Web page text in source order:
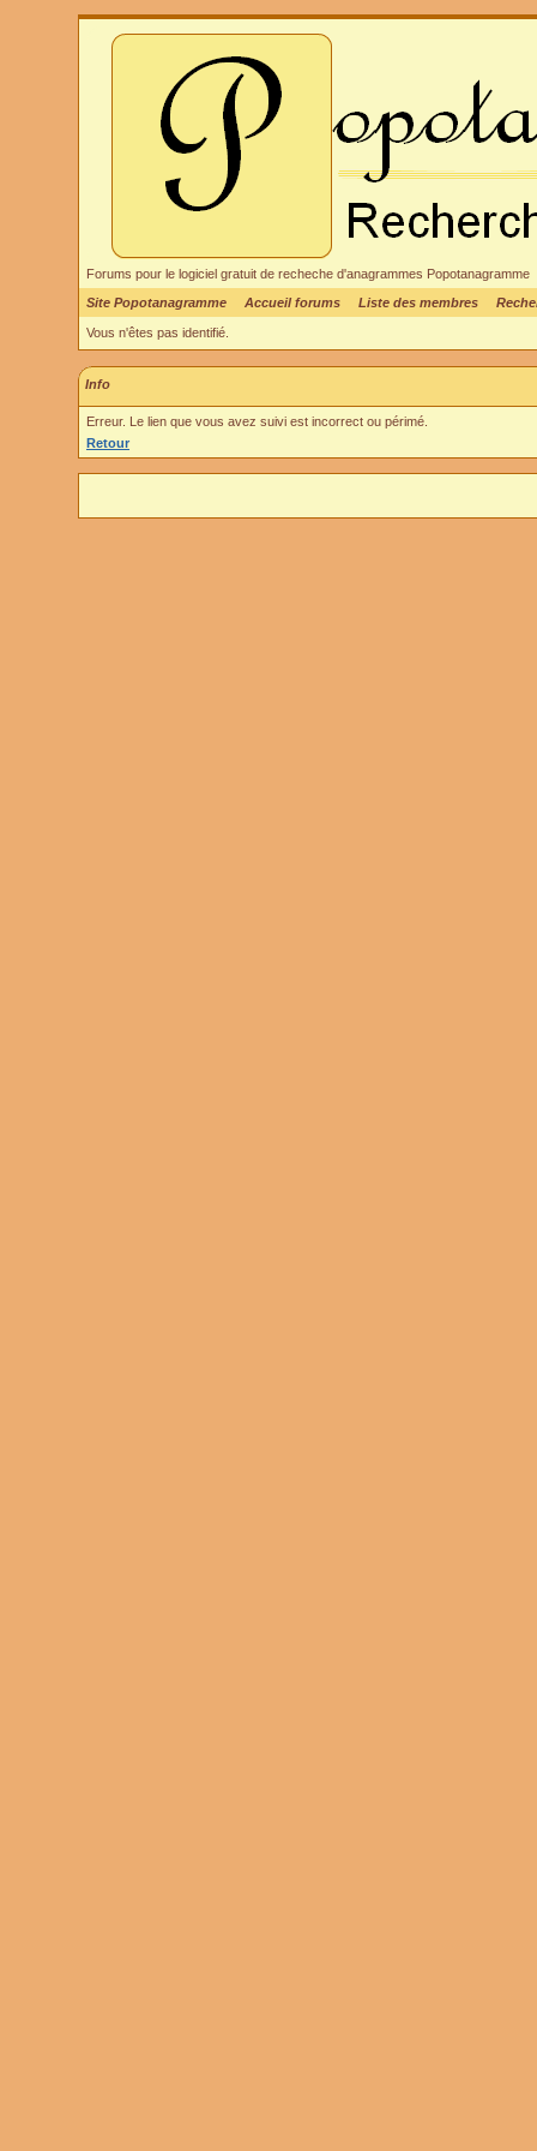
Forums pour le logiciel gratuit de recheche d'anagrammes Popotanagramme
Site Popotanagramme
Accueil forums Liste des membres
Vous n'êtes pas identifié.
Info
Erreur. Le lien que vous avez suivi est incorrect ou périmé.
Retour